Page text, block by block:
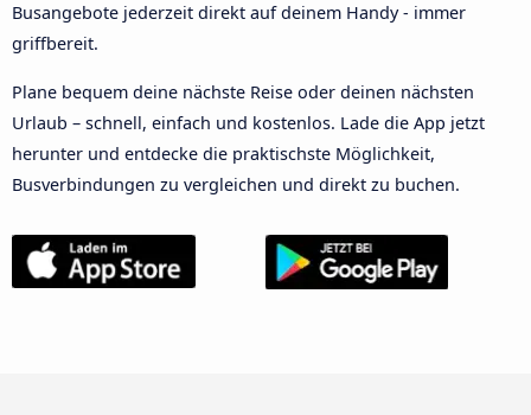
Busangebote jederzeit direkt auf deinem Handy - immer
griffbereit.
Plane bequem deine nächste Reise oder deinen nächsten
Urlaub – schnell, einfach und kostenlos. Lade die App jetzt
herunter und entdecke die praktischste Möglichkeit,
Busverbindungen zu vergleichen und direkt zu buchen.